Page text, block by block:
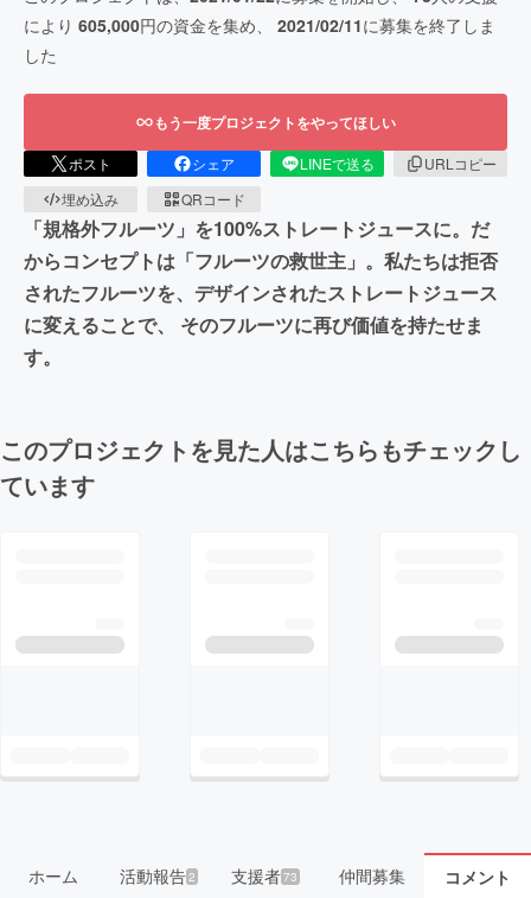
により 605,000円の資金を集め、 2021/02/11に募集を終了しま
した
もう一度プロジェクトをやってほしい
ポスト シェア LINEで送る
URLコピー
埋め込み
QRコード
「規格外フルーツ」を100%ストレートジュースに。だ
からコンセプトは「フルーツの救世主」。私たちは拒否
されたフルーツを、デザインされたストレートジュース
に変えることで、 そのフルーツに再び価値を持たせま
す。
このプロジェクトを見た人はこちらもチェックし
ています
ホーム 活動報告2 支援者73 仲間募集 コメント